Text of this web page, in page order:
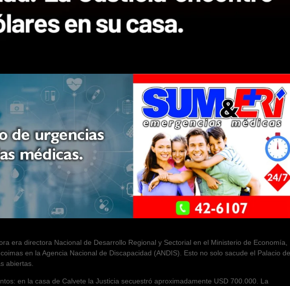
era directora Nacional de Desarrollo Regional y Sectorial en el Ministerio de Economía,
en la Agencia Nacional de Discapacidad (ANDIS). Esto no solo sacude el Palacio de
abiertas.
en la casa de Calvete la Justicia secuestró aproximadamente USD 700.000. La